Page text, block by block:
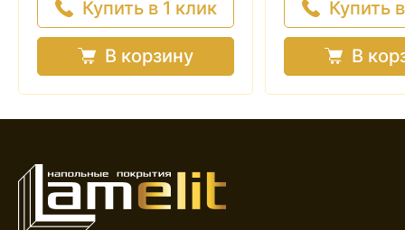
Купить в 1 клик
В корзину
Купить
В